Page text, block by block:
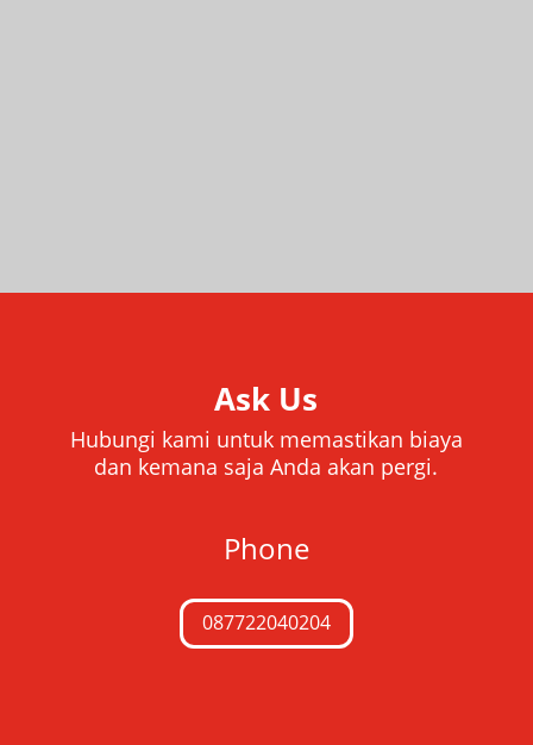
Ask Us
Hubungi kami untuk memastikan biaya
dan kemana saja Anda akan pergi.
Phone
087722040204